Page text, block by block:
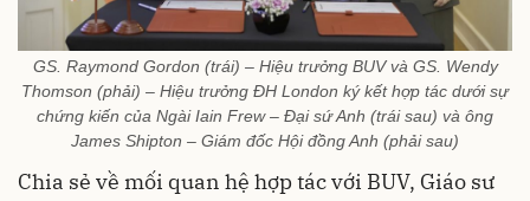
GS. Raymond Gordon (trái) – Hiệu trưởng BUV và GS. Wendy
Thomson (phải) – Hiệu trưởng ĐH London ký kết hợp tác dưới sự
chứng kiến của Ngài Iain Frew – Đại sứ Anh (trái sau) và ông
James Shipton – Giám đốc Hội đồng Anh (phải sau)
Chia sẻ về mối quan hệ hợp tác với BUV, Giáo sư